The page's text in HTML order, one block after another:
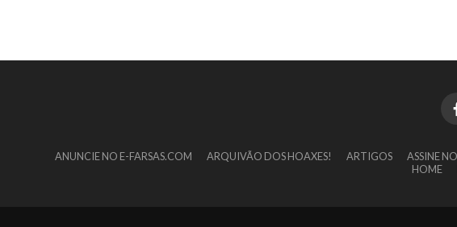
ANUNCIE NO E-FARSAS.COM ARQUIVÃO DOS HOAXES! ARTIGOS ASSINE
HOME